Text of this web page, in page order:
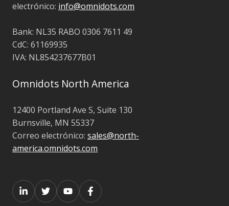
electrónico: info@omnidots.com
Bank: NL35 RABO 0306 7611 49
CdC: 61169935
IVA: NL854237677B01
Omnidots North America
12400 Portland Ave S, Suite 130
Burnsville, MN 55337
Correo electrónico: sales@north-
america.omnidots.com